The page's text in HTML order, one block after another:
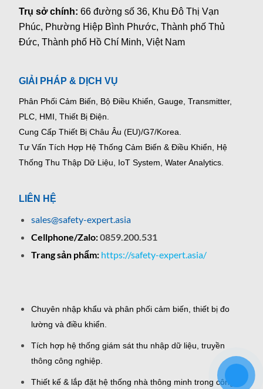
Trụ sở chính:66 đường số 36, Khu Đô Thị Vạn
Phúc, Phường Hiệp Bình Phước, Thành phố Thủ
Đức, Thành phố Hồ Chí Minh, Việt Nam
GIẢI PHÁP & DỊCH VỤ
Phân Phối Cảm Biến, Bộ Điều Khiển, Gauge, Transmitter,
PLC, HMI, Thiết Bị Điện.
Cung Cấp Thiết Bị Châu Âu (EU)/G7/Korea.
Tư Vấn Tích Hợp Hệ Thống Cảm Biến & Điều Khiển, Hệ
Thống Thu Thập Dữ Liệu, IoT System, Water Analytics.
LIÊN HỆ
sales@safety-expert.asia
Cellphone/Zalo:0859.200.531
Trang sản phẩm: https://safety-expert.asia/
Chuyên nhập khẩu và phân phối cảm biến, thiết bị đo
lường và điều khiển.
Tích hợp hệ thống giám sát thu nhập dữ liệu, truyền
thông công nghiệp.
Thiết kế & lắp đặt hệ thống nhà thông minh trong công